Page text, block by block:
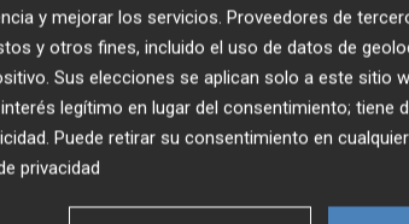
en un servicio que destaca por un
que prescribe la receta evita
en los tratamientos y
y mejorar los servicios. Proveedores de
y otros fines, incluido el uso de datos de
Sus elecciones se aplican solo a este sitio
legítimo en lugar del consentimiento; tiene
. Puede retirar su consentimiento en
privacidad